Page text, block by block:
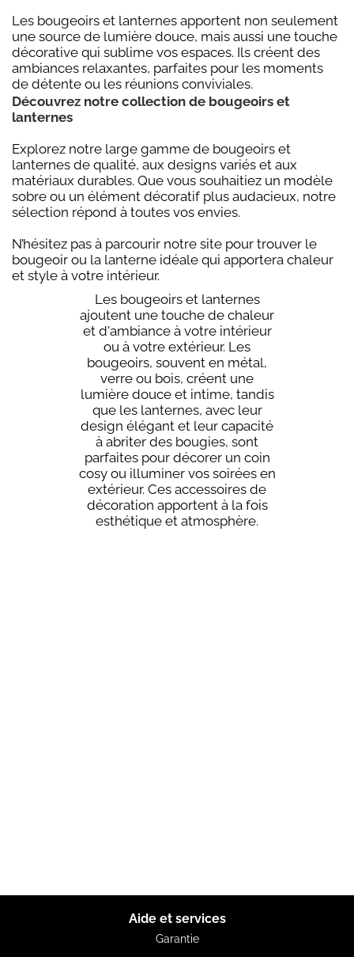
Les bougeoirs et lanternes
ajoutent une touche de chaleur
et d'ambiance à votre intérieur
ou à votre extérieur. Les
bougeoirs, souvent en métal,
verre ou bois, créent une
lumière douce et intime, tandis
que les lanternes, avec leur
design élégant et leur capacité
à abriter des bougies, sont
parfaites pour décorer un coin
cosy ou illuminer vos soirées en
extérieur. Ces accessoires de
décoration apportent à la fois
esthétique et atmosphère.
Les bougeoirs et lanternes apportent non seulement
une source de lumière douce, mais aussi une touche
décorative qui sublime vos espaces. Ils créent des
ambiances relaxantes, parfaites pour les moments
de détente ou les réunions conviviales.
Découvrez notre collection de bougeoirs et
lanternes
Explorez notre large gamme de bougeoirs et
lanternes de qualité, aux designs variés et aux
matériaux durables. Que vous souhaitiez un modèle
sobre ou un élément décoratif plus audacieux, notre
sélection répond à toutes vos envies.
N’hésitez pas à parcourir notre site pour trouver le
bougeoir ou la lanterne idéale qui apportera chaleur
et style à votre intérieur.
Aide et services
Garantie